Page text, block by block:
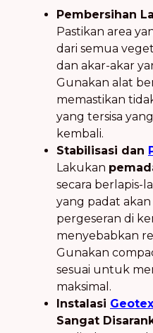
Pembersihan
Pastikan area
dari semua
dan akar-akar
Gunakan alat
memastikan
yang tersisa
kembali.
Stabilisasi dan
Lakukan
secara berlapis-
yang padat
pergeseran di
menyebabkan
Gunakan
sesuai untuk
maksimal.
Instalasi
Sangat